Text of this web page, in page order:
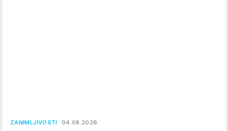
ZANIMLJIVOSTI 04.08.2026.